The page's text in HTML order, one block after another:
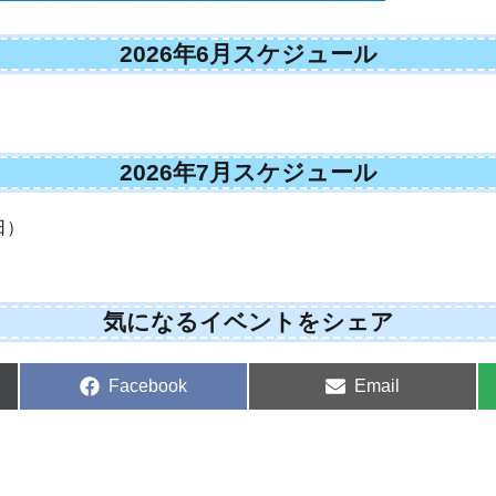
2026年6月スケジュール
2026年7月スケジュール
気になるイベントをシェア
Share
Facebook
Share
Email